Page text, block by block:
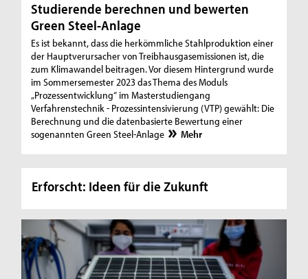
Studierende berechnen und bewerten
Green Steel-Anlage
Es ist bekannt, dass die herkömmliche Stahlproduktion einer
der Hauptverursacher von Treibhausgasemissionen ist, die
zum Klimawandel beitragen. Vor diesem Hintergrund wurde
im Sommersemester 2023 das Thema des Moduls
„Prozessentwicklung“ im Masterstudiengang
Verfahrenstechnik - Prozessintensivierung (VTP) gewählt: Die
Berechnung und die datenbasierte Bewertung einer
sogenannten Green Steel-Anlage
Mehr
Erforscht: Ideen für die Zukunft